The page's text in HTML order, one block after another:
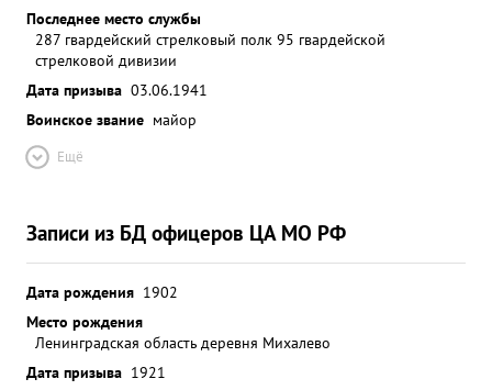
Последнее место службы
287 гвардейский стрелковый полк 95 гвардейской
стрелковой дивизии
Дата призыва 03.06.1941
Воинское звание майор
Ещё
Записи из БД офицеров ЦА МО РФ
Дата рождения 1902
Место рождения
Ленинградская область деревня Михалево
Дата призыва 1921